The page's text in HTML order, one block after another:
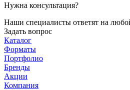
Нужна консультация?
Наши специалисты ответят на
Задать вопрос
Каталог
Форматы
Портфолио
Бренды
Акции
Компания